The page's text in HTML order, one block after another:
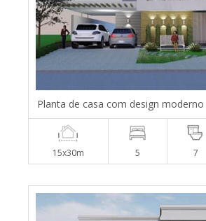
Planta de casa com design moderno
15x30m 5 7